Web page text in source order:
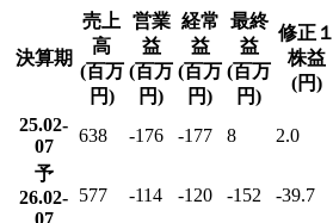
決算期
売上
高
(百万
円)
営業
益
(百万
円)
経常
益
(百万
円)
最終
益
(百万
円)
修正１
株益
(円)
25.02-
07
638 -176 -177 8 2.0
予
26.02- 577 -114 -120 -152 -39.7